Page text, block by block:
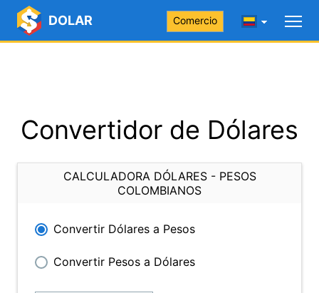
DOLAR Comercio
Convertidor de Dólares
CALCULADORA DÓLARES - PESOS
COLOMBIANOS
Convertir Dólares a Pesos
Convertir Pesos a Dólares